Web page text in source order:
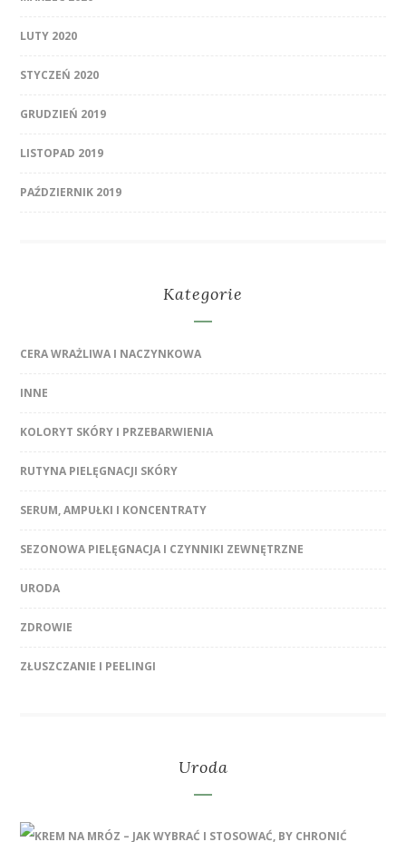
LUTY 2020
STYCZEŃ 2020
GRUDZIEŃ 2019
LISTOPAD 2019
PAŹDZIERNIK 2019
Kategorie
CERA WRAŻLIWA I NACZYNKOWA
INNE
KOLORYT SKÓRY I PRZEBARWIENIA
RUTYNA PIELĘGNACJI SKÓRY
SERUM, AMPUŁKI I KONCENTRATY
SEZONOWA PIELĘGNACJA I CZYNNIKI ZEWNĘTRZNE
URODA
ZDROWIE
ZŁUSZCZANIE I PEELINGI
Uroda